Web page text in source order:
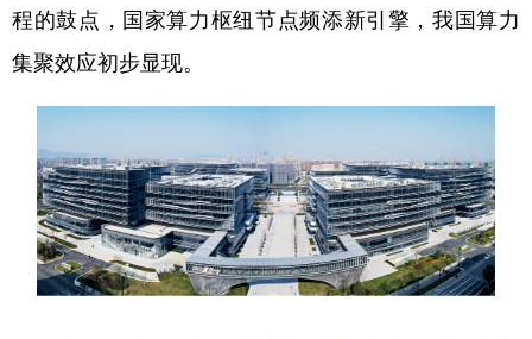
程的鼓点，国家算力枢纽节点频添新引擎，我国算力
集聚效应初步显现。